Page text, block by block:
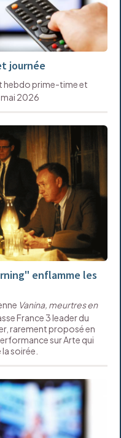
journée
hebdo prime-time et
mai 2026
enflamme les
Vanina, meurtres en
France 3 leader du
rarement proposé en
sur Arte qui
soirée.